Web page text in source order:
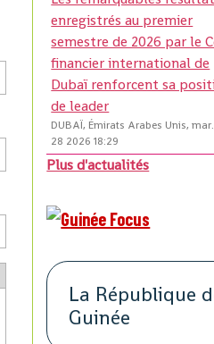
enregistrés au premier
semestre de 2026 par le
financier international de
Dubaï renforcent sa
de leader
DUBAÏ, Émirats Arabes Unis,
28 2026 18:29
Plus d'actualités
La République
Guinée